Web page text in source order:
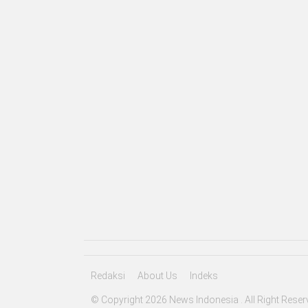
Redaksi About Us Indeks
© Copyright 2026 News Indonesia . All Right